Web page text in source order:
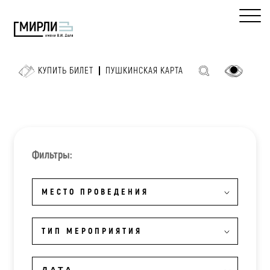
КУПИТЬ БИЛЕТ ПУШКИНСКАЯ КАРТА
Фильтры:
МЕСТО ПРОВЕДЕНИЯ
ТИП МЕРОПРИЯТИЯ